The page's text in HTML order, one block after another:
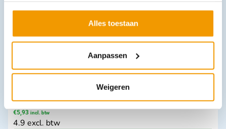
Alles toestaan
Aanpassen
Weigeren
Pocketmask / beademingsmasker in hard-case
€5,93 incl. btw
4.9 excl. btw